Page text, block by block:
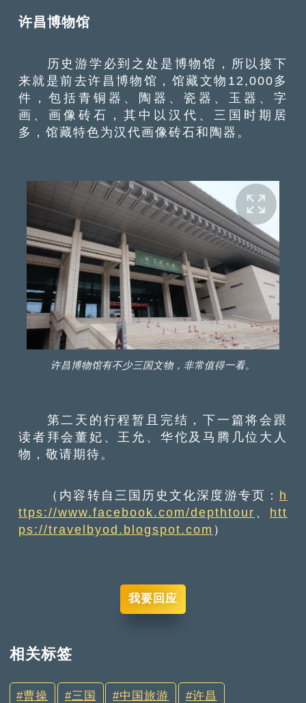
许昌博物馆
历史游学必到之处是博物馆，所以接下
来就是前去许昌博物馆，馆藏文物12,000多
件，包括青铜器、陶器、瓷器、玉器、字
画、画像砖石，其中以汉代、三国时期居
多，馆藏特色为汉代画像砖石和陶器。
许昌博物馆有不少三国文物，非常值得一看。
第二天的行程暂且完结，下一篇将会跟
读者拜会董妃、王允、华佗及马腾几位大人
物，敬请期待。
（内容转自三国历史文化深度游专页： h
ttps://www.facebook.com/depthtour 、 htt
ps://travelbyod.blogspot.com ）
我要回应
相关标签
曹操 三国 中国旅游 许昌